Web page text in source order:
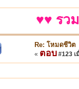
♥♥ รว
Re: โหมดชีวิต
« ตอบ #123 เ